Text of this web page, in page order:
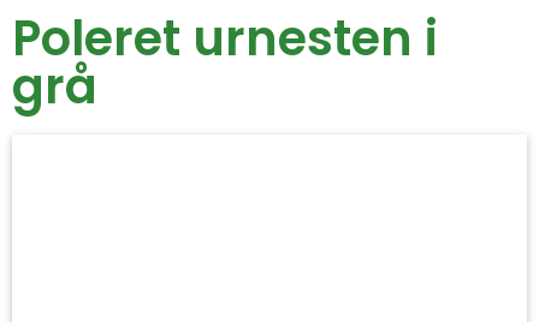
Poleret urnesten i
grå